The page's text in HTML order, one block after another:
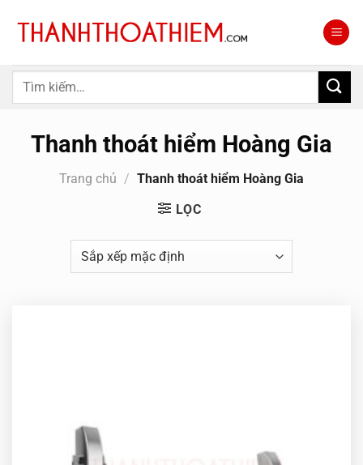
qua
dung
Tìm
Thanh thoát hiểm Hoàng Gia
Trang chủ / Thanh thoát hiểm Hoàng Gia
LỌC